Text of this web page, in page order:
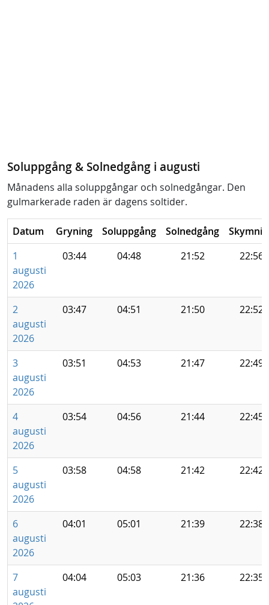
Soluppgång & Solnedgång i augusti
Månadens alla soluppgångar och solnedgångar. Den
gulmarkerade raden är dagens soltider.
Datum Gryning Soluppgång Solnedgång
1
augusti
2026
03:44 04:48 21:52 22:56
2
augusti
2026
03:47 04:51 21:50 22:52
3
augusti
2026
03:51 04:53 21:47 22:49
4
augusti
2026
03:54 04:56 21:44 22:45
5
augusti
2026
03:58 04:58 21:42 22:42
6
augusti
2026
04:01 05:01 21:39 22:38
7
augusti
04:04 05:03 21:36 22:35